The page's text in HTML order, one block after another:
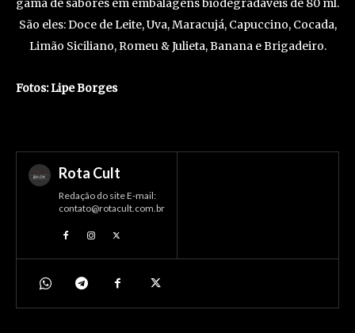
gama de sabores em embalagens biodegradáveis de 80 ml.
São eles: Doce de Leite, Uva, Maracujá, Capuccino, Cocada,
Limão Siciliano, Romeu & Julieta, Banana e Brigadeiro.
Fotos: Lipe Borges
Rota Cult
Redação do site E-mail:
contato@rotacult.com.br